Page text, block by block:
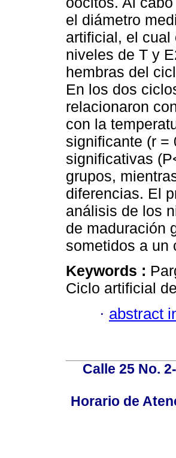
el diámetro
artificial, el cual
niveles de T y
hembras del
En los dos
relacionaron
con la
significante (r =
significativas
grupos,
diferencias. El
análisis de los
de maduración
sometidos a un
Keywords :
Ciclo artificial
· abstract
Calle 25 No.
Horario de